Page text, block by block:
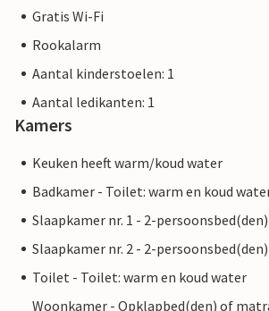
Gratis Wi-Fi
Rookalarm
Aantal kinderstoelen: 1
Aantal ledikanten: 1
Kamers
Keuken heeft warm/koud water
Badkamer - Toilet: warm en koud
Slaapkamer nr. 1 - 2-
Slaapkamer nr. 2 - 2-
Toilet - Toilet: warm en koud water
Woonkamer - Opklapbed(den) of